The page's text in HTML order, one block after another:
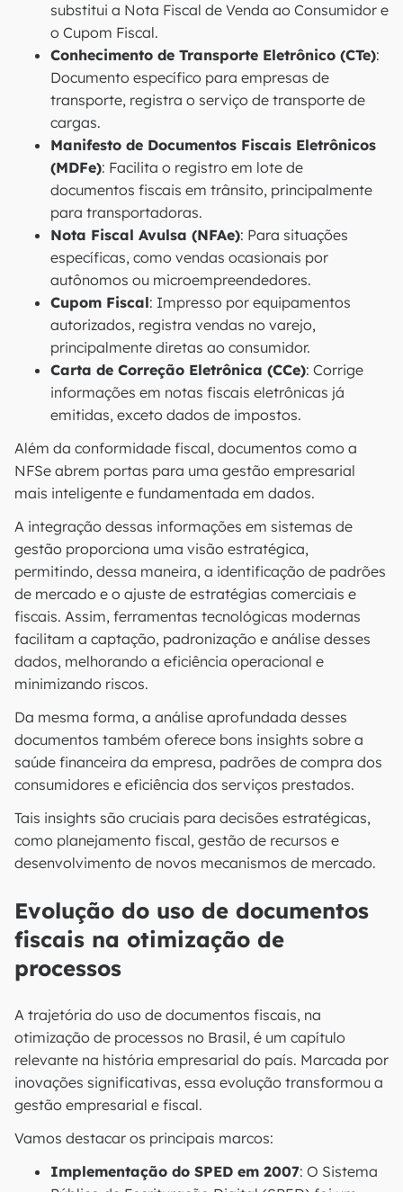
substitui a Nota Fiscal de Venda ao Consumidor e
o Cupom Fiscal.
Conhecimento de Transporte Eletrônico (CTe):
Documento específico para empresas de
transporte, registra o serviço de transporte de
cargas.
Manifesto de Documentos Fiscais Eletrônicos
(MDFe): Facilita o registro em lote de
documentos fiscais em trânsito, principalmente
para transportadoras.
Nota Fiscal Avulsa (NFAe): Para situações
específicas, como vendas ocasionais por
autônomos ou microempreendedores.
Cupom Fiscal: Impresso por equipamentos
autorizados, registra vendas no varejo,
principalmente diretas ao consumidor.
Carta de Correção Eletrônica (CCe): Corrige
informações em notas fiscais eletrônicas já
emitidas, exceto dados de impostos.
Além da conformidade fiscal, documentos como a
NFSe abrem portas para uma gestão empresarial
mais inteligente e fundamentada em dados.
A integração dessas informações em sistemas de
gestão proporciona uma visão estratégica,
permitindo, dessa maneira, a identificação de padrões
de mercado e o ajuste de estratégias comerciais e
fiscais. Assim, ferramentas tecnológicas modernas
facilitam a captação, padronização e análise desses
dados, melhorando a eficiência operacional e
minimizando riscos.
Da mesma forma, a análise aprofundada desses
documentos também oferece bons insights sobre a
saúde financeira da empresa, padrões de compra dos
consumidores e eficiência dos serviços prestados.
Tais insights são cruciais para decisões estratégicas,
como planejamento fiscal, gestão de recursos e
desenvolvimento de novos mecanismos de mercado.
Evolução do uso de documentos
fiscais na otimização de
processos
A trajetória do uso de documentos fiscais, na
otimização de processos no Brasil, é um capítulo
relevante na história empresarial do país. Marcada por
inovações significativas, essa evolução transformou a
gestão empresarial e fiscal.
Vamos destacar os principais marcos:
Implementação do SPED em 2007: O Sistema